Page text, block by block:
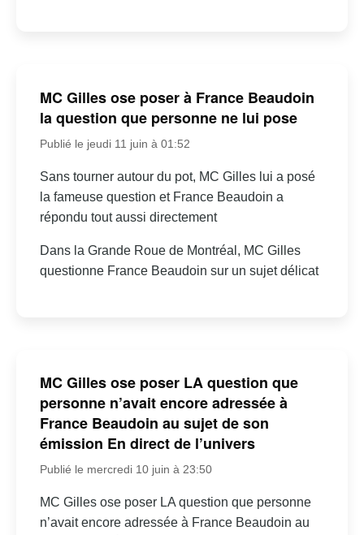
MC Gilles ose poser à France Beaudoin
la question que personne ne lui pose
Publié le jeudi 11 juin à 01:52
Sans tourner autour du pot, MC Gilles lui a posé
la fameuse question et France Beaudoin a
répondu tout aussi directement
Dans la Grande Roue de Montréal, MC Gilles
questionne France Beaudoin sur un sujet délicat
MC Gilles ose poser LA question que
personne n’avait encore adressée à
France Beaudoin au sujet de son
émission En direct de l’univers
Publié le mercredi 10 juin à 23:50
MC Gilles ose poser LA question que personne
n’avait encore adressée à France Beaudoin au